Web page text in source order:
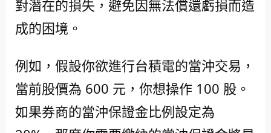
對潛在的損失，避免因無法償還虧損而造
成的困境。
例如，假設你欲進行台積電的當沖交易，
當前股價為 600 元，你想操作 100 股。
如果券商的當沖保證金比例設定為